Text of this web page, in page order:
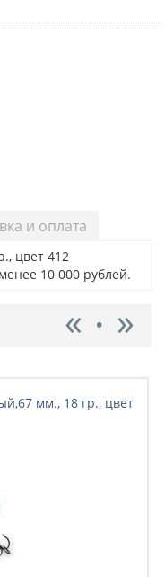
и оплата
цвет 412
10 000 рублей.
мм., 18 гр., цвет